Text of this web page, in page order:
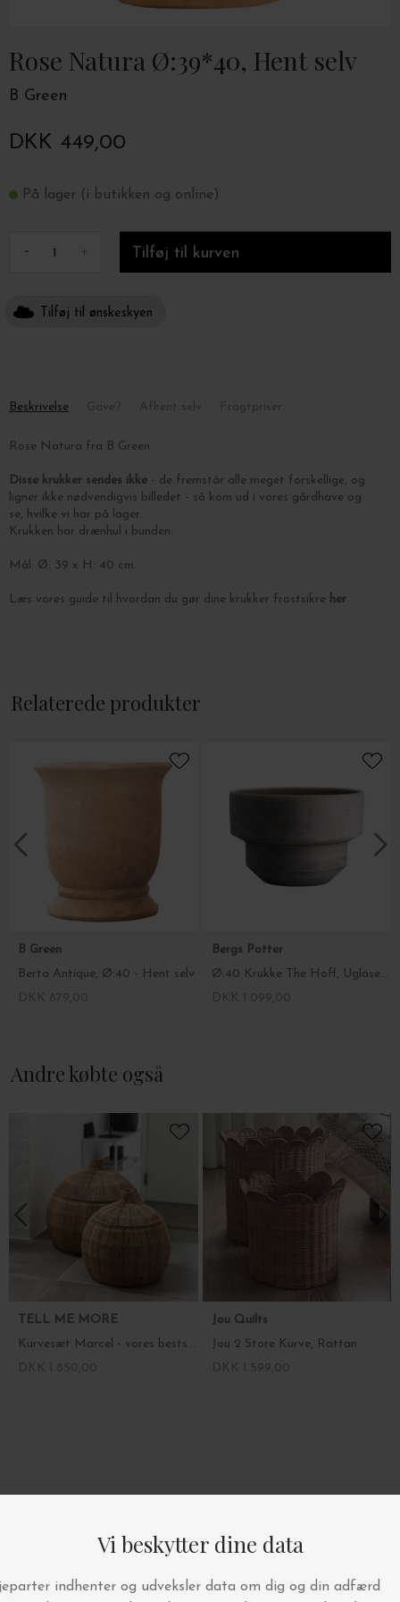
Rose Natura Ø:39*40, Hent selv
B Green
DKK 449,00
På lager (i butikken og online)
- +
Tilføj til ønskeskyen
Beskrivelse
Rose Natura fra B Green
Disse krukker sendes ikke - de fremstår alle meget forskellige, og
ligner ikke nødvendigvis billedet - så kom ud i vores gårdhave og
se, hvilke vi har på lager.
Krukken har drænhul i bunden.
Mål: Ø: 39 x H: 40 cm.
Læs vores guide til hvordan du gør dine krukker frostsikre her
Relaterede produkter
B Green
Berta Antique, Ø:40 - Hent selv
Bergs Potter
Ø:40 Krukke The Hoff, Uglaseret Grå - Hent selv
Andre købte også
TELL ME MORE
Kurvesæt Marcel - vores bestseller!
Jou Quilts
Jou 2 Store Kurve, Rattan